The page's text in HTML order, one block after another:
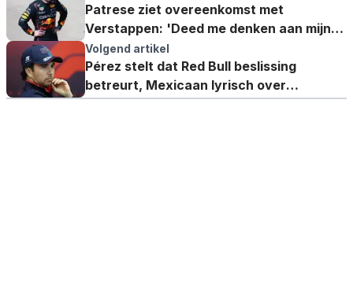
Patrese ziet overeenkomst met
Verstappen: 'Deed me denken aan mijn
eigen situatie'
Volgend artikel
Pérez stelt dat Red Bull beslissing
betreurt, Mexicaan lyrisch over
Verstappen